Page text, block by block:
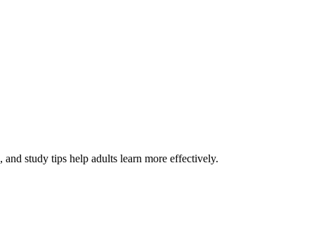
study tips help adults learn more effectively.